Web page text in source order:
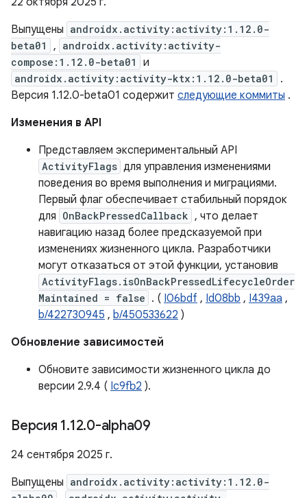
Выпущены androidx.activity:activity:1.12.0-
beta01
, androidx.activity:activity-
compose:1.12.0-beta01
и
androidx.activity:activity-ktx:1.12.0-beta01
.
Версия 1.12.0-beta01 содержит следующие коммиты .
Изменения в API
Представляем экспериментальный API
ActivityFlags для управления изменениями
поведения во время выполнения и миграциями.
Первый флаг обеспечивает стабильный порядок
для OnBackPressedCallback , что делает
навигацию назад более предсказуемой при
изменениях жизненного цикла. Разработчики
могут отказаться от этой функции, установив
ActivityFlags.isOnBackPressedLifecycleOrder
Maintained = false . ( I06bdf , Id08bb , I439aa ,
b/422730945 , b/450533622 )
Обновление зависимостей
Обновите зависимости жизненного цикла до
версии 2.9.4 ( Ic9fb2 ).
Версия 1.12.0-alpha09
24 сентября 2025 г.
Выпущены androidx.activity:activity:1.12.0-